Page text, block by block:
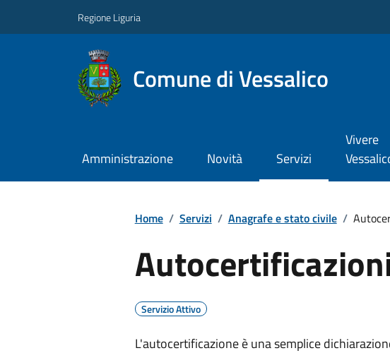
Regione Liguria
Comune di Vessalico
Amministrazione Novità Servizi
Vivere
Home / Servizi / Anagrafe e stato civile /
Servizio Attivo
L'autocertificazione è una semplice